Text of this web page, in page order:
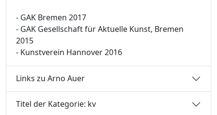
- GAK Bremen 2017
- GAK Gesellschaft für Aktuelle Kunst, Bremen
2015
- Kunstverein Hannover 2016
Links zu Arno Auer
Titel der Kategorie: kv